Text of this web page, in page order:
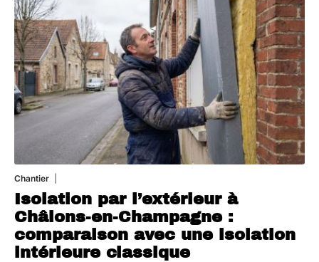
Chantier
Isolation par l’extérieur à
Châlons-en-Champagne :
comparaison avec une isolation
intérieure classique